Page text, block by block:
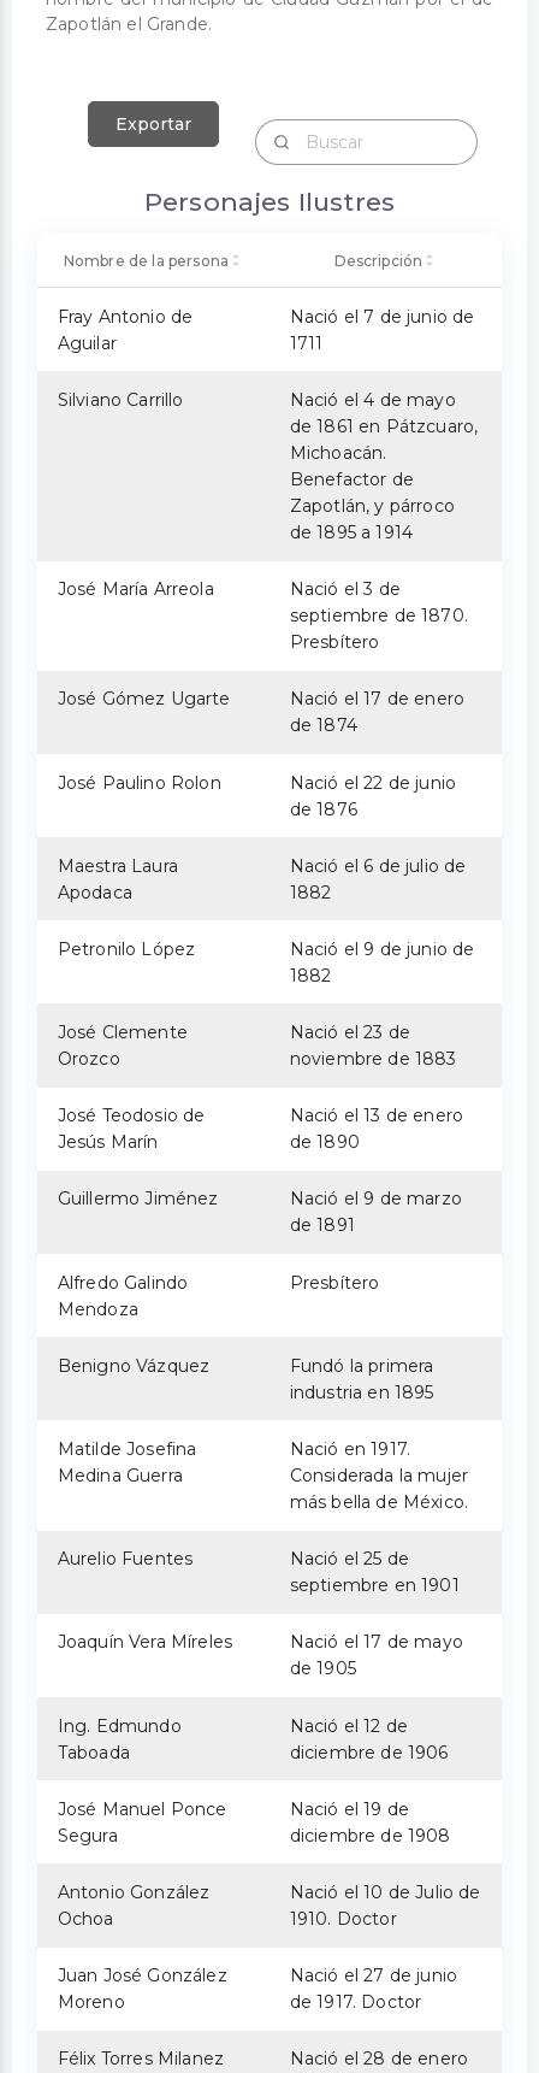
Zapotlán el Grande.
Exportar
Personajes Ilustres
Nombre de la persona Descripción
Fray Antonio de
Aguilar
Nació el 7 de junio de
1711
Silviano Carrillo
Nació el 4 de mayo
de 1861 en Pátzcuaro,
Michoacán.
Benefactor de
Zapotlán, y párroco
de 1895 a 1914
José María Arreola
Nació el 3 de
septiembre de 1870.
Presbítero
José Gómez Ugarte
Nació el 17 de enero
de 1874
José Paulino Rolon
Nació el 22 de junio
de 1876
Maestra Laura
Apodaca
Nació el 6 de julio de
1882
Petronilo López
Nació el 9 de junio de
1882
José Clemente
Orozco
Nació el 23 de
noviembre de 1883
José Teodosio de
Jesús Marín
Nació el 13 de enero
de 1890
Guillermo Jiménez
Nació el 9 de marzo
de 1891
Alfredo Galindo
Mendoza
Presbítero
Benigno Vázquez
Fundó la primera
industria en 1895
Matilde Josefina
Medina Guerra
Nació en 1917.
Considerada la mujer
más bella de México.
Aurelio Fuentes
Nació el 25 de
septiembre en 1901
Joaquín Vera Míreles
Nació el 17 de mayo
de 1905
Ing. Edmundo
Taboada
Nació el 12 de
diciembre de 1906
José Manuel Ponce
Segura
Nació el 19 de
diciembre de 1908
Antonio González
Ochoa
Nació el 10 de Julio de
1910. Doctor
Juan José González
Moreno
Nació el 27 de junio
de 1917. Doctor
Félix Torres Milanez
Nació el 28 de enero